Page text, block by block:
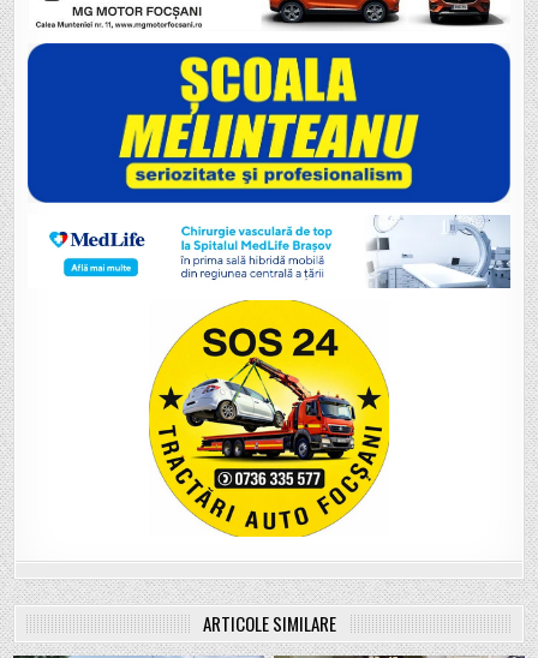
ARTICOLE SIMILARE